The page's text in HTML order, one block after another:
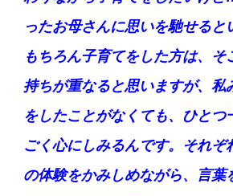
ったお母さんに思いを馳せると
もちろん子育てをした方は、そ
持ちが重なると思いますが、私
をしたことがなくても、ひとつ
ごく心にしみるんです。それぞ
の体験をかみしめながら、言葉